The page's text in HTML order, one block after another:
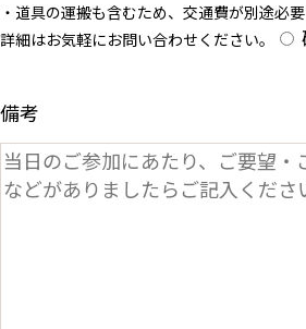
・道具の運搬も含むため、交通費が別途必要
詳細はお気軽にお問い合わせください。
備考